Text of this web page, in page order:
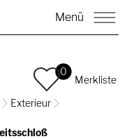
Menü
0
Merkliste
Exterieur